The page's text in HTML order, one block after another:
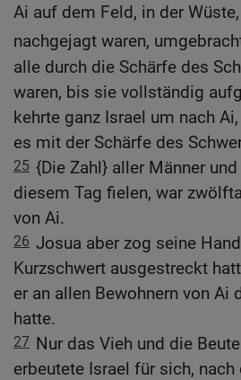
Ai auf dem Feld, in der
nachgejagt waren,
alle durch die Schärfe des
waren, bis sie vollständig
kehrte ganz Israel um nach
es mit der Schärfe des
25 {Die Zahl} aller Männer
diesem Tag fielen, war
von Ai.
26 Josua aber zog seine
Kurzschwert ausgestreckt
er an allen Bewohnern von Ai
hatte.
27 Nur das Vieh und die
erbeutete Israel für sich,